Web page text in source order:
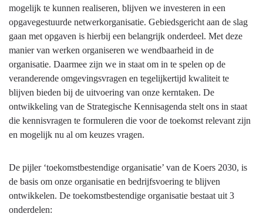
naar
navigatie
Bedrijfsvoering
Inleiding
mogelijk te kunnen realiseren, blijven we investeren in een
opgavegestuurde netwerkorganisatie. Gebiedsgericht aan de slag
gaan met opgaven is hierbij een belangrijk onderdeel. Met deze
manier van werken organiseren we wendbaarheid in de
organisatie. Daarmee zijn we in staat om in te spelen op de
veranderende omgevingsvragen en tegelijkertijd kwaliteit te
blijven bieden bij de uitvoering van onze kerntaken. De
ontwikkeling van de Strategische Kennisagenda stelt ons in staat
die kennisvragen te formuleren die voor de toekomst relevant zijn
en mogelijk nu al om keuzes vragen.
De pijler ‘toekomstbestendige organisatie’ van de Koers 2030, is
de basis om onze organisatie en bedrijfsvoering te blijven
ontwikkelen. De toekomstbestendige organisatie bestaat uit 3
onderdelen: